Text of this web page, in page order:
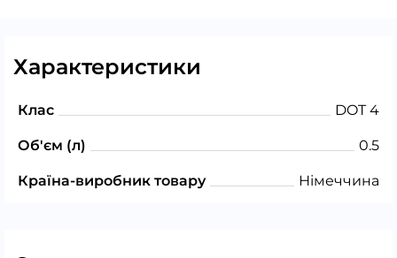
Характеристики
Клас DOT 4
Об'єм (л) 0.5
Країна-виробник товару Німеччина